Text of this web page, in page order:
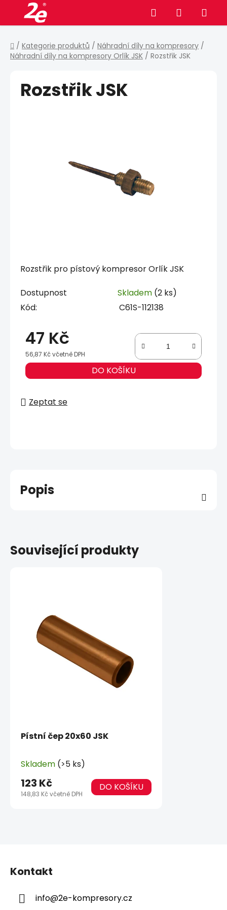
obsah
Hledat NÁKUPNÍ
KOŠÍK
Domů
/ Kategorie produktů / Náhradní díly na kompresory /
Náhradní díly na kompresory Orlík JSK / Rozstřik JSK
Rozstřik pro pístový kompresor Orlík JSK
Dostupnost Skladem (2 ks)
Kód:
C61S-112138
47 Kč
56,87 Kč včetně DPH
Měrná cena: DO KOŠÍKU
Zeptat se
Rozstřik JSK
Popis
Související produkty
Pístní čep 20x60 JSK
Skladem (>5 ks)
148,83 Kč včetně DPH
123 Kč DO KOŠÍKU
Kontakt
info@2e-kompresory.cz